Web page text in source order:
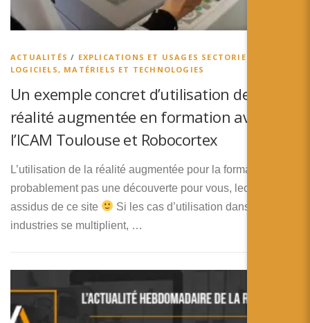
ACTUALITÉS / EXPLICATIONS ET USAGES SECTORIELS
LOGICIELS, MATÉRIELS ET TECHNOLOGIES
Un exemple concret d’utilisation de la
réalité augmentée en formation avec
l’ICAM Toulouse et Robocortex
L’utilisation de la réalité augmentée pour la formation n’est
probablement pas une découverte pour vous, lecteurs
assidus de ce site
Si les cas d’utilisation dans les
industries se multiplient, …